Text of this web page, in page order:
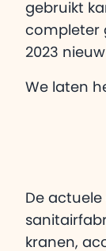
gebruikt
completer
2023
We laten
De
kranen,